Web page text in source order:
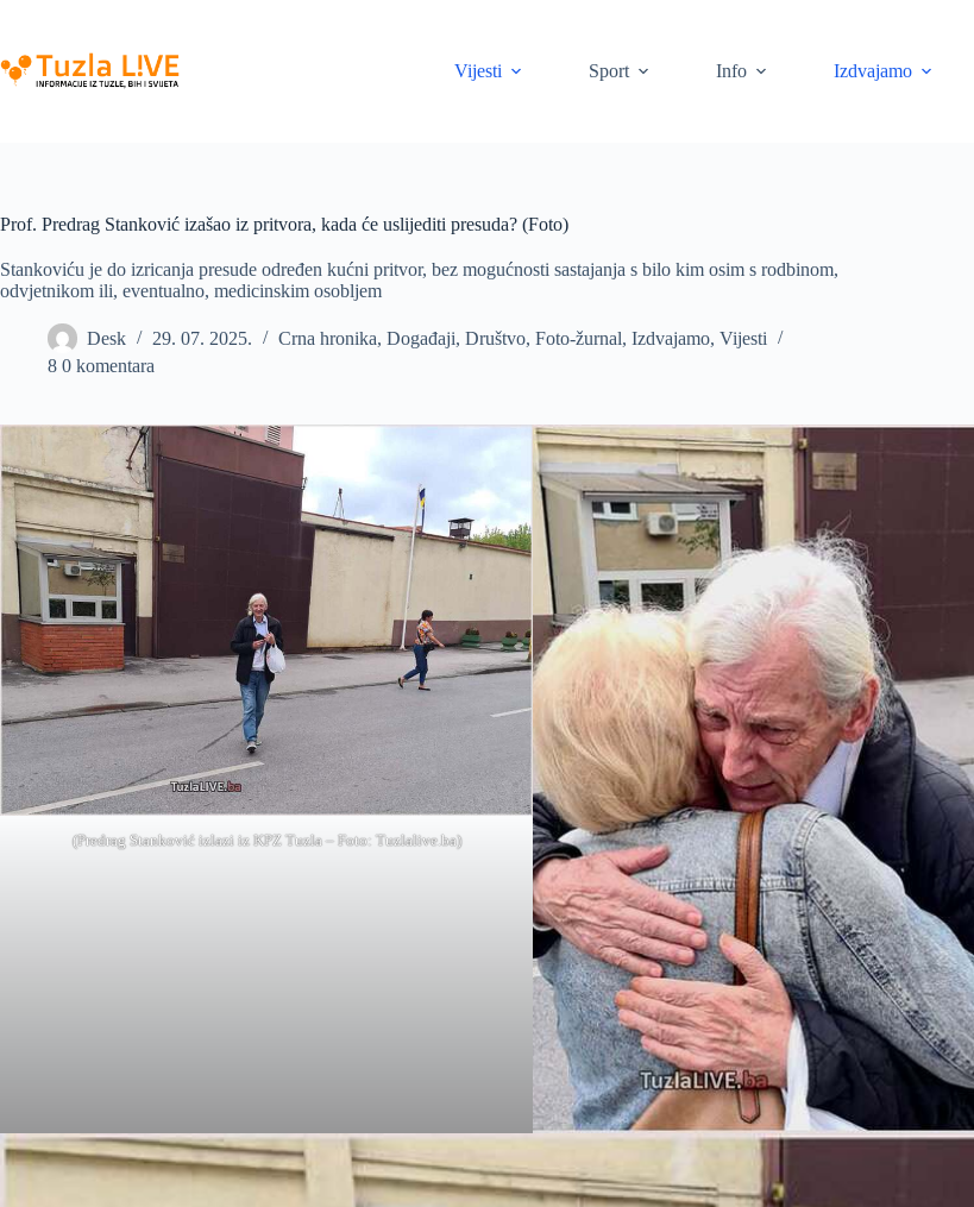
content
Vijesti
Sport Info Izdvajamo
Prof. Predrag Stanković izašao iz pritvora, kada će uslijediti presuda? (Foto)
Stankoviću je do izricanja presude određen kućni pritvor, bez mogućnosti sastajanja s bilo kim osim s rodbinom,
odvjetnikom ili, eventualno, medicinskim osobljem
Desk 29. 07. 2025. Crna hronika, Događaji, Društvo, Foto-žurnal, Izdvajamo, Vijesti
8 0 komentara
(Predrag Stanković izlazi iz KPZ Tuzla – Foto: Tuzlalive.ba)